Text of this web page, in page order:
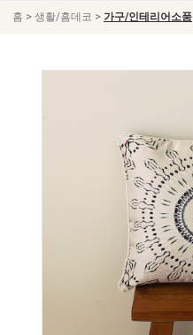
홈 > 생활/홈데코 > 가구/인테리어소품